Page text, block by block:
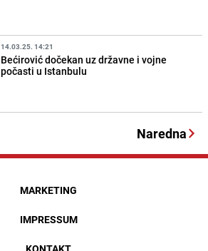
14.03.25. 14:21
Bećirović dočekan uz državne i vojne
počasti u Istanbulu
Naredna
MARKETING
IMPRESSUM